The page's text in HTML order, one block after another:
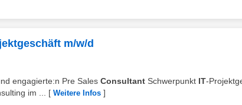
m/w/d
engagierte:n Pre Sales Consultant Schwerpunkt IT-
im ...
[ Weitere Infos ]